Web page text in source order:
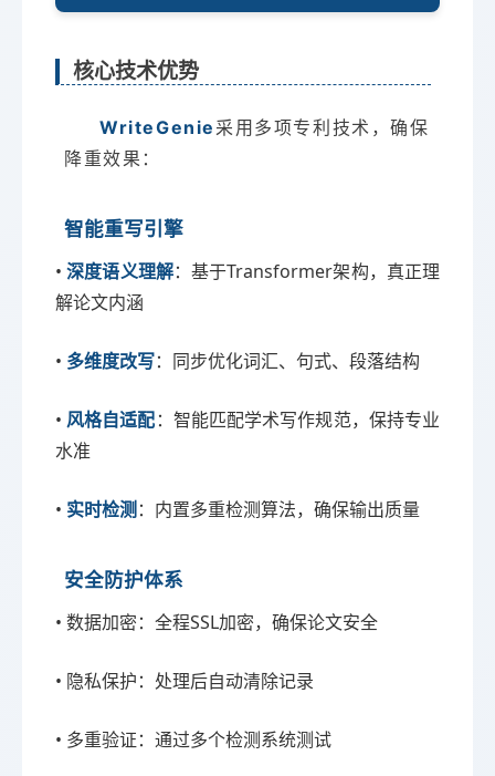
核心技术优势
WriteGenie 采用多项专利技术，确保
降重效果：
智能重写引擎
•深度语义理解：基于Transformer架构，真正理
解论文内涵
• 多维度改写：同步优化词汇、句式、段落结构
• 风格自适配 ：智能匹配学术写作规范，保持专业
水准
• 实时检测 ：内置多重检测算法，确保输出质量
安全防护体系
• 数据加密：全程SSL加密，确保论文安全
• 隐私保护：处理后自动清除记录
• 多重验证：通过多个检测系统测试